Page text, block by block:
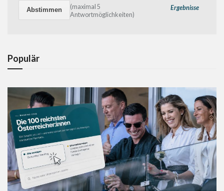
Ergebnisse
(maximal 5
Antwortmöglichkeiten)
Populär